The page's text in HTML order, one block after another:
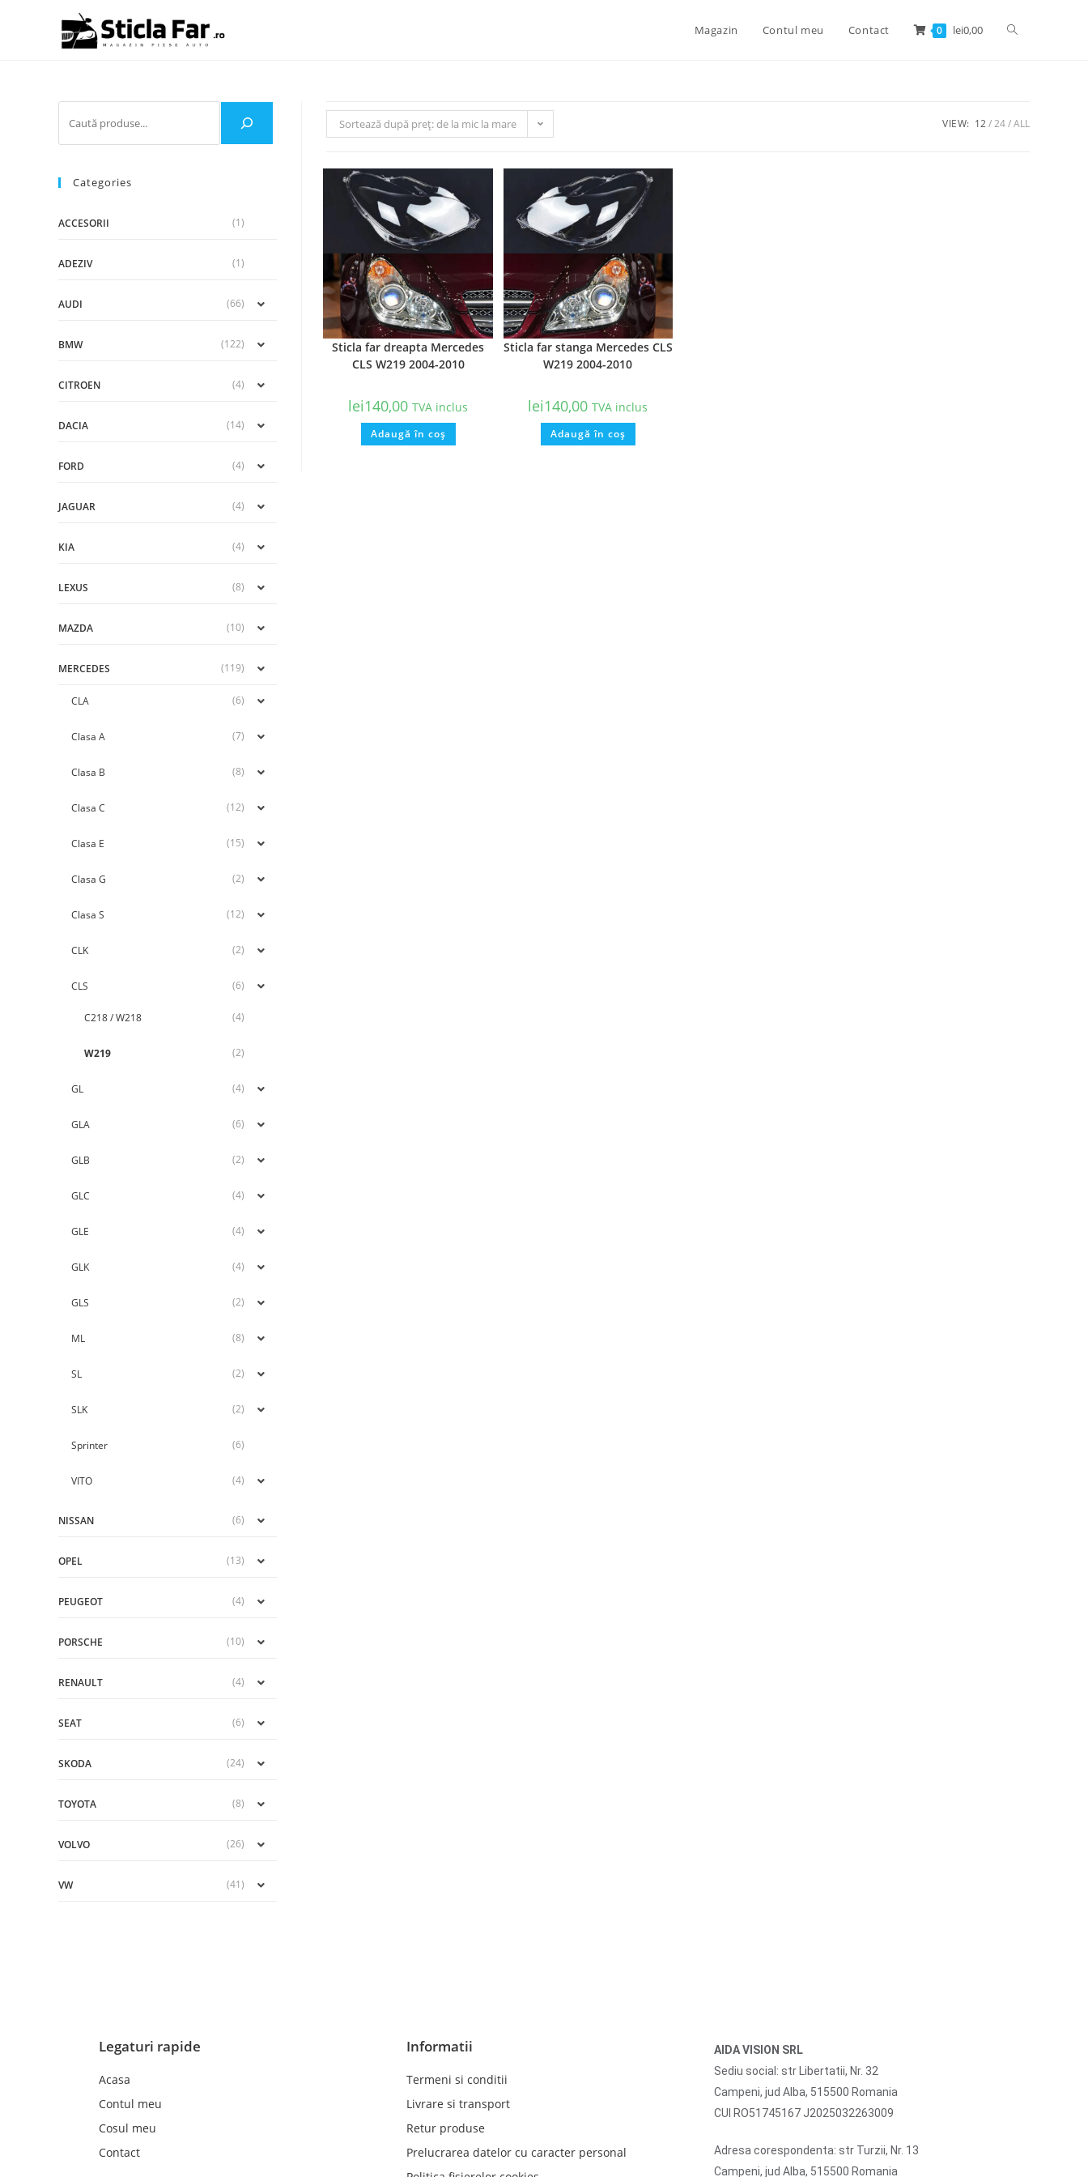
Magazin Contul meu Contact 0 lei0,00
Categories
ACCESORII (1)
ADEZIV (1)
AUDI (66)
BMW (122)
CITROEN (4)
DACIA (14)
FORD (4)
JAGUAR (4)
KIA (4)
LEXUS (8)
MAZDA (10)
MERCEDES (119)
CLA (6)
Clasa A (7)
Clasa B (8)
Clasa C (12)
Clasa E (15)
Clasa G (2)
Clasa S (12)
CLK (2)
CLS (6)
C218 / W218 (4)
W219 (2)
GL (4)
GLA (6)
GLB (2)
GLC (4)
GLE (4)
GLK (4)
GLS (2)
ML (8)
SL (2)
SLK (2)
Sprinter (6)
VITO (4)
NISSAN (6)
OPEL (13)
PEUGEOT (4)
PORSCHE (10)
RENAULT (4)
SEAT (6)
SKODA (24)
TOYOTA (8)
VOLVO (26)
VW (41)
Sortează după preț: de la mic la mare VIEW: 12 24 ALL
Sticla far dreapta Mercedes
CLS W219 2004-2010
lei140,00 TVA inclus
Adaugă în coș
Sticla far stanga Mercedes CLS
W219 2004-2010
lei140,00 TVA inclus
Adaugă în coș
Legaturi rapide
Acasa
Contul meu
Cosul meu
Contact
Informatii
Termeni si conditii
Livrare si transport
Retur produse
Prelucrarea datelor cu caracter personal
AIDA VISION SRL
Sediu social: str Libertatii, Nr. 32
Campeni, jud Alba, 515500 Romania
CUI RO51745167 J2025032263009
Adresa corespondenta: str Turzii, Nr. 13
Campeni, jud Alba, 515500 Romania